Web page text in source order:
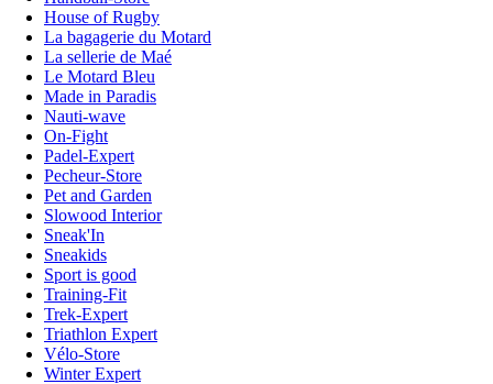
House of Rugby
La bagagerie du Motard
La sellerie de Maé
Le Motard Bleu
Made in Paradis
Nauti-wave
On-Fight
Padel-Expert
Pecheur-Store
Pet and Garden
Slowood Interior
Sneak'In
Sneakids
Sport is good
Training-Fit
Trek-Expert
Triathlon Expert
Vélo-Store
Winter Expert